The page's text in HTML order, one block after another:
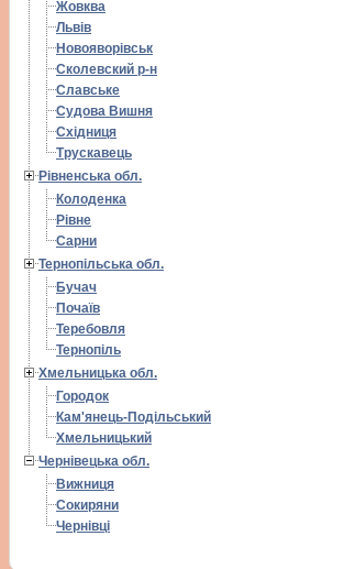
Жовква
Львів
Новояворівськ
Сколевский р-н
Славське
Судова Вишня
Східниця
Трускавець
Рівненська обл.
Колоденка
Рівне
Сарни
Тернопільська обл.
Бучач
Почаїв
Теребовля
Тернопіль
Хмельницька обл.
Городок
Кам'янець-Подільський
Хмельницький
Чернівецька обл.
Вижниця
Сокиряни
Чернівці